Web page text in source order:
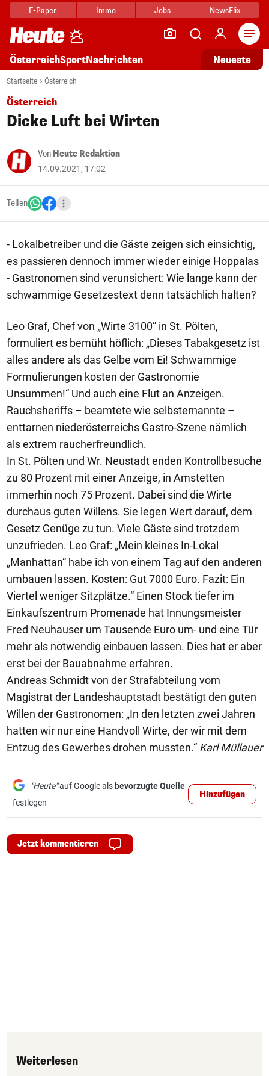
E-Paper Immo Jobs NewsFlix
ÖsterreichSportNachrichten Neueste
Startseite Österreich
Österreich
Dicke Luft bei Wirten
Von Heute Redaktion
14.09.2021, 17:02
Teilen
- Lokalbetreiber und die Gäste zeigen sich einsichtig,
es passieren dennoch immer wieder einige Hoppalas
- Gastronomen sind verunsichert: Wie lange kann der
schwammige Gesetzestext denn tatsächlich halten?
Leo Graf, Chef von „Wirte 3100“ in St. Pölten,
formuliert es bemüht höflich: „Dieses Tabakgesetz ist
alles andere als das Gelbe vom Ei! Schwammige
Formulierungen kosten der Gastronomie
Unsummen!“ Und auch eine Flut an Anzeigen.
Rauchsheriffs – beamtete wie selbsternannte –
enttarnen niederösterreichs Gastro-Szene nämlich
als extrem raucherfreundlich.
In St. Pölten und Wr. Neustadt enden Kontrollbesuche
zu 80 Prozent mit einer Anzeige, in Amstetten
immerhin noch 75 Prozent. Dabei sind die Wirte
durchaus guten Willens. Sie legen Wert darauf, dem
Gesetz Genüge zu tun. Viele Gäste sind trotzdem
unzufrieden. Leo Graf: „Mein kleines In-Lokal
„Manhattan“ habe ich von einem Tag auf den anderen
umbauen lassen. Kosten: Gut 7000 Euro. Fazit: Ein
Viertel weniger Sitzplätze.“ Einen Stock tiefer im
Einkaufszentrum Promenade hat Innungsmeister
Fred Neuhauser um Tausende Euro um- und eine Tür
mehr als notwendig einbauen lassen. Dies hat er aber
erst bei der Bauabnahme erfahren.
Andreas Schmidt von der Strafabteilung vom
Magistrat der Landeshauptstadt bestätigt den guten
Willen der Gastronomen: „In den letzten zwei Jahren
hatten wir nur eine Handvoll Wirte, der wir mit dem
Entzug des Gewerbes drohen mussten.“ Karl Müllauer
"Heute"auf Google als bevorzugte Quelle
festlegen
Hinzufügen
Jetzt kommentieren
Weiterlesen